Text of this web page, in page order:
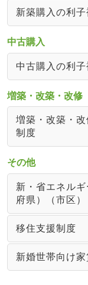
新築購入の利
中古購入
中古購入の利
増築・改築・改修
増築・改築・
制度
その他
新・省エネル
府県）（市区）
移住支援制度
新婚世帯向け